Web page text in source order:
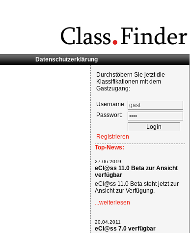
Datenschutzerklärung
Durchstöbern Sie jetzt die
Klassifikationen mit dem
Gastzugang:
Username:
Passwort:
Registrieren
Top-News:
27.06.2019
eCl@ss 11.0 Beta zur Ansicht
verfügbar
eCl@ss 11.0 Beta steht jetzt zur
Ansicht zur Verfügung.
...weiterlesen
20.04.2011
eCl@ss 7.0 verfügbar